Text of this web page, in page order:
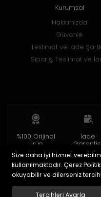
Kurumsal
Hakkımızda
Güvenlik
Teslimat ve İade
Sipariş, Teslimat ve
%100 Orijinal
Ürün
2 yıl garanti
İade
Garantisi
15 gün
iade
Size daha iyi hizmet
kullanılmaktadır. Çerez
okuyabilir ve dilerseniz
Tercihleri Ayarla